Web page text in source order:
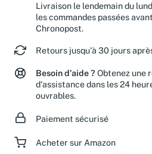
Livraison le lendemain du
les commandes passées
Chronopost.
Retours jusqu'à 30 jours
Besoin d'aide ? Obtenez une
d'assistance dans les 24
ouvrables.
Paiement sécurisé
Acheter sur Amazon